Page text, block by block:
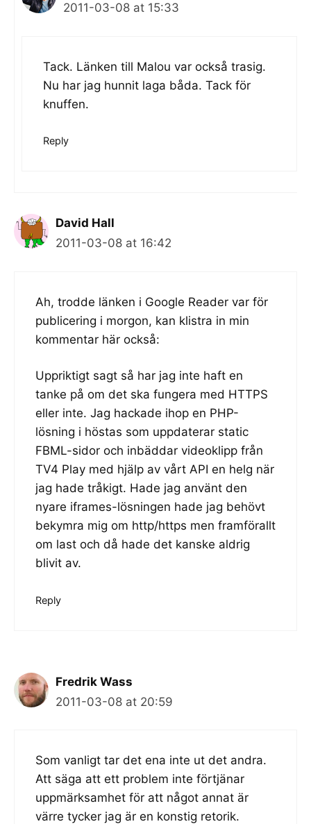
2011-03-08 at 15:33
Tack. Länken till Malou var också trasig.
Nu har jag hunnit laga båda. Tack för
knuffen.
Reply
David Hall
2011-03-08 at 16:42
Ah, trodde länken i Google Reader var för
publicering i morgon, kan klistra in min
kommentar här också:
Uppriktigt sagt så har jag inte haft en
tanke på om det ska fungera med HTTPS
eller inte. Jag hackade ihop en PHP-
lösning i höstas som uppdaterar static
FBML-sidor och inbäddar videoklipp från
TV4 Play med hjälp av vårt API en helg när
jag hade tråkigt. Hade jag använt den
nyare iframes-lösningen hade jag behövt
bekymra mig om http/https men framförallt
om last och då hade det kanske aldrig
blivit av.
Reply
Fredrik Wass
2011-03-08 at 20:59
Som vanligt tar det ena inte ut det andra.
Att säga att ett problem inte förtjänar
uppmärksamhet för att något annat är
värre tycker jag är en konstig retorik.